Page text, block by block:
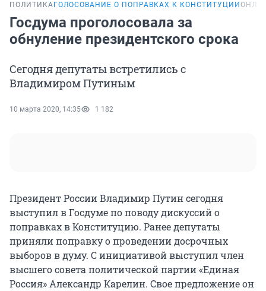
ПОЛИТИКА ГОЛОСОВАНИЕ О ПОПРАВКАХ К КОНСТИТУЦИИ
Госдума проголосовала за
обнуление президентского срока
Сегодня депутаты встретились с
Владимиром Путиным
10 марта 2020, 14:35 1 182
Президент России Владимир Путин сегодня
выступил в Госдуме по поводу дискуссий о
поправках в Конституцию. Ранее депутаты
приняли поправку о проведении досрочных
выборов в думу. С инициативой выступил член
высшего совета политической партии «Единая
Россия» Александр Карелин. Свое предложение он